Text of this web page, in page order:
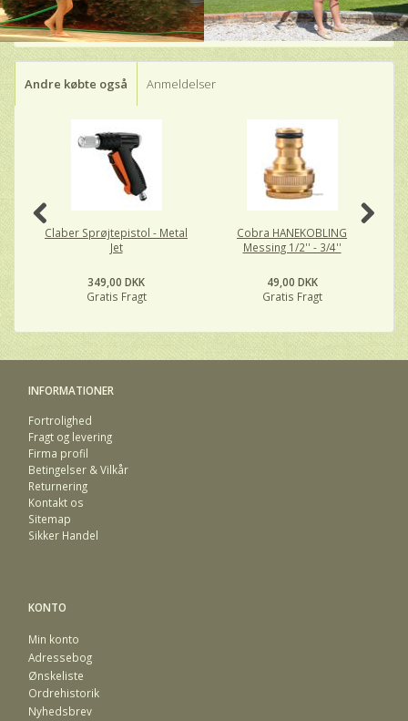
Andre købte også Anmeldelser
Claber Sprøjtepistol - Metal
Jet
349,00 DKK
Gratis Fragt
Cobra HANEKOBLING
Messing 1/2'' - 3/4''
49,00 DKK
Gratis Fragt
INFORMATIONER
Fortrolighed
Fragt og levering
Firma profil
Betingelser & Vilkår
Returnering
Kontakt os
Sitemap
Sikker Handel
KONTO
Min konto
Adressebog
Ønskeliste
Ordrehistorik
Nyhedsbrev